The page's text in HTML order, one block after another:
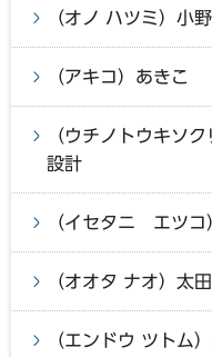
（オノ ハツミ）小
（アキコ）あきこ
（ウチノトウキソ
設計
（イセタニ エツ
（オオタ ナオ）太
（エンドウ ツト